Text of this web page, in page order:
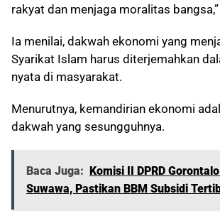
rakyat dan menjaga moralitas
Ia menilai, dakwah ekonomi yang
Syarikat Islam harus diterjemahkan
nyata di masyarakat.
Menurutnya, kemandirian ekonomi
dakwah yang sesungguhnya.
Baca Juga:
Komisi II DPRD
Suwawa, Pastikan BBM Subsidi